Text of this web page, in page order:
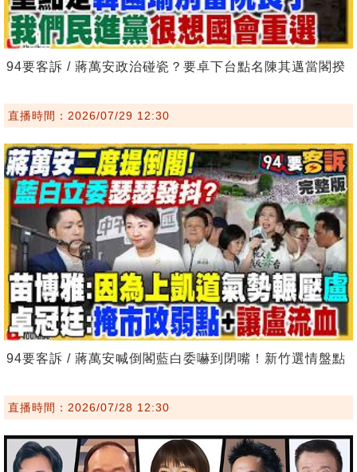
94要客訴 / 蔣萬安政治碰瓷？要卓下台點名陳其邁當閣揆
直播時間：2026/07/29 12:30
94要客訴 / 蔣萬安喊倒閣藍白委嚇到閉嘴！新竹選情盤點
直播時間：2026/07/28 12:30